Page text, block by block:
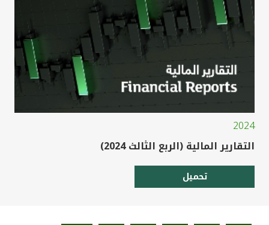
2024
التقارير المالية (الربع الثالث 2024)
تحميل